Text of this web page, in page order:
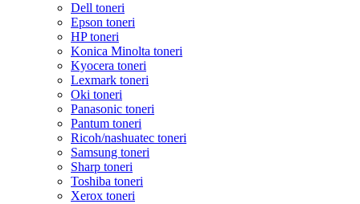
Dell toneri
Epson toneri
HP toneri
Konica Minolta toneri
Kyocera toneri
Lexmark toneri
Oki toneri
Panasonic toneri
Pantum toneri
Ricoh/nashuatec toneri
Samsung toneri
Sharp toneri
Toshiba toneri
Xerox toneri